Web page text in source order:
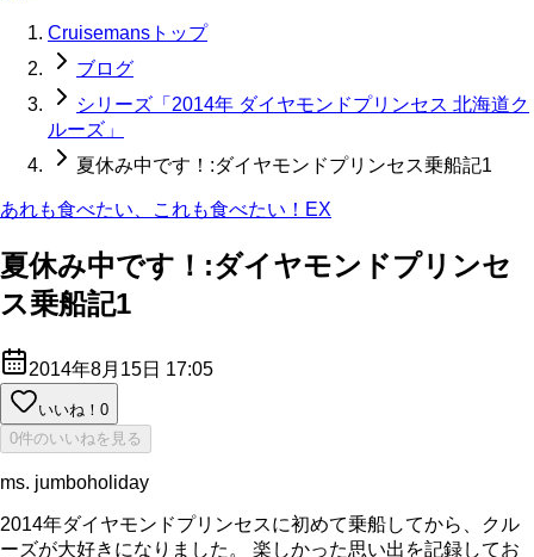
Cruisemansトップ
ブログ
シリーズ「2014年 ダイヤモンドプリンセス 北海道ク
ルーズ」
夏休み中です！:ダイヤモンドプリンセス乗船記1
あれも食べたい、これも食べたい！EX
夏休み中です！:ダイヤモンドプリンセ
ス乗船記1
2014年8月15日 17:05
いいね！ 0
0件のいいねを見る
ms. jumboholiday
2014年ダイヤモンドプリンセスに初めて乗船してから、クル
ーズが大好きになりました。 楽しかった思い出を記録してお